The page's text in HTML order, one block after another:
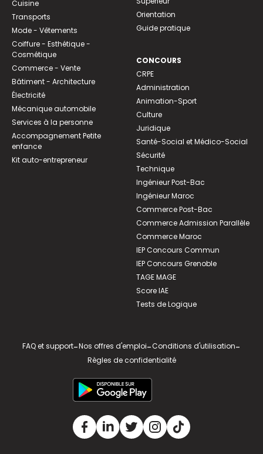
Cuisine
Transports
Mode - Vêtements
Coiffure - Esthétique -
Cosmétique
Commerce - Vente
Bâtiment - Architecture
Électricité
Mécanique automobile
Services à la personne
Accompagnement Petite
enfance
Kit auto-entrepreneur
Orientation
Guide pratique
CONCOURS
CRPE
Administration
Animation-Sport
Culture
Juridique
Santé-Social et Médico-Social
Sécurité
Technique
Ingénieur Post-Bac
Ingénieur Maroc
Commerce Post-Bac
Commerce Admission Parallèle
Commerce Maroc
IEP Concours Commun
IEP Concours Grenoble
TAGE MAGE
Score IAE
Tests de Logique
FAQ et support-Nos offres d'emploi-Conditions d'utilisation-
Règles de confidentialité